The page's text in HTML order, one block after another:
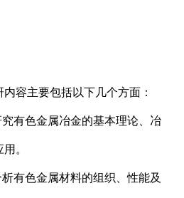
容主要包括以下几个方面：
有色金属冶金的基本理论、冶
。
有色金属材料的组织、性能及